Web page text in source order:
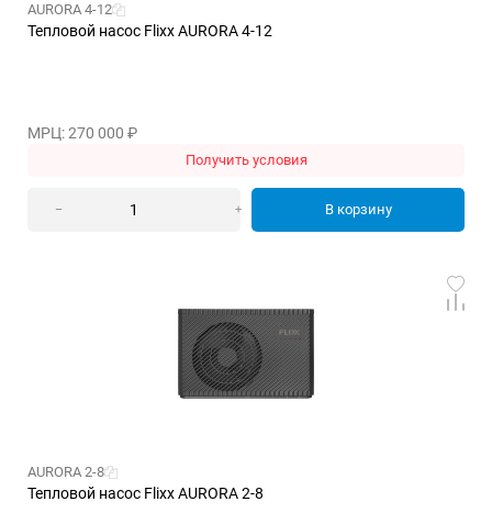
AURORA 4-12
Тепловой насос Flixx AURORA 4-12
МРЦ: 270 000 ₽
Получить условия
– + В корзину
AURORA 2-8
Тепловой насос Flixx AURORA 2-8